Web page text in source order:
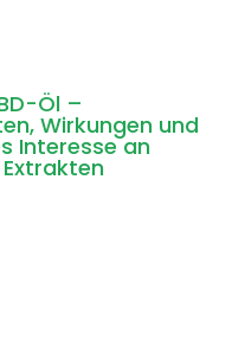
Öl –
Wirkungen und
Interesse an